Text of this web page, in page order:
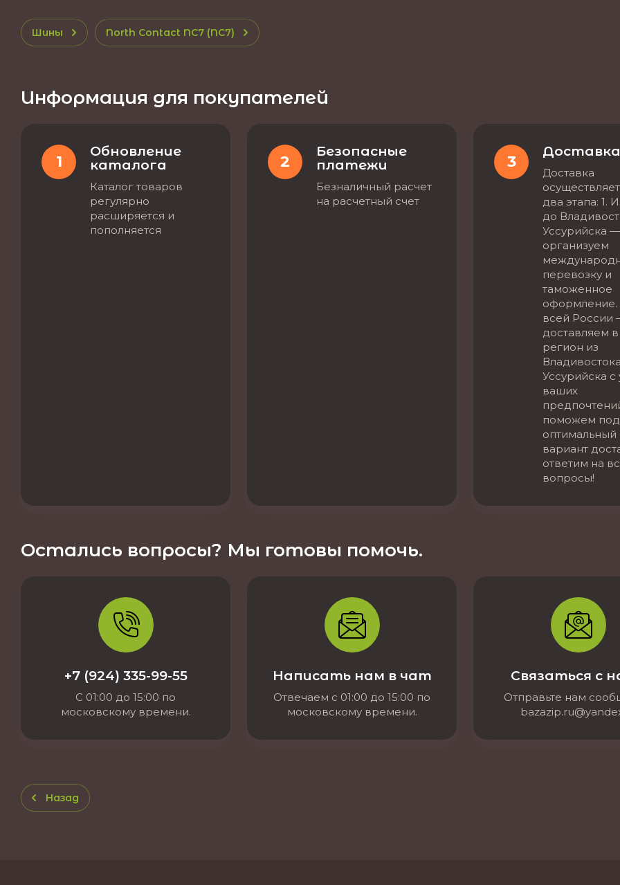
Шины North Contact NC7 (NC7)
Информация для покупателей
1
Обновление
каталога
Каталог товаров
регулярно
расширяется и
пополняется
2
Безопасные
платежи
Безналичный расчет
на расчетный счет
3
Доставка
Доставка
два этапа: 1.
до
Уссурийска —
организуем
перевозку и
таможенное
оформление.
всей России
доставляем
регион из
Уссурийска с
ваших
поможем
оптимальный
вариант
ответим на
вопросы!
Остались вопросы? Мы готовы помочь.
+7 (924) 335-99-55
С 01:00 до 15:00 по
московскому времени.
Написать нам в чат
Отвечаем с 01:00 до 15:00 по
московскому времени.
Связаться с
Отправьте нам
Назад